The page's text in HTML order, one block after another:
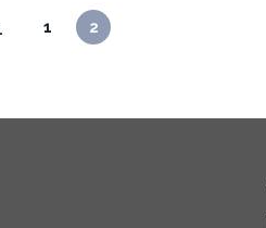
1 2